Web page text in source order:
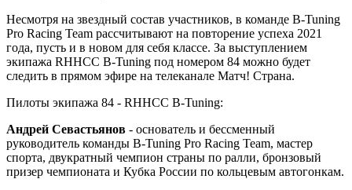
Несмотря на звездный состав участников, в команде B-Tuning
Pro Racing Team рассчитывают на повторение успеха 2021
года, пусть и в новом для себя классе. За выступлением
экипажа RHHCC B-Tuning под номером 84 можно будет
следить в прямом эфире на телеканале Матч! Страна.
Пилоты экипажа 84 - RHHCC B-Tuning:
Андрей Севастьянов - основатель и бессменный
руководитель команды B-Tuning Pro Racing Team, мастер
спорта, двукратный чемпион страны по ралли, бронзовый
призер чемпионата и Кубка России по кольцевым автогонкам.